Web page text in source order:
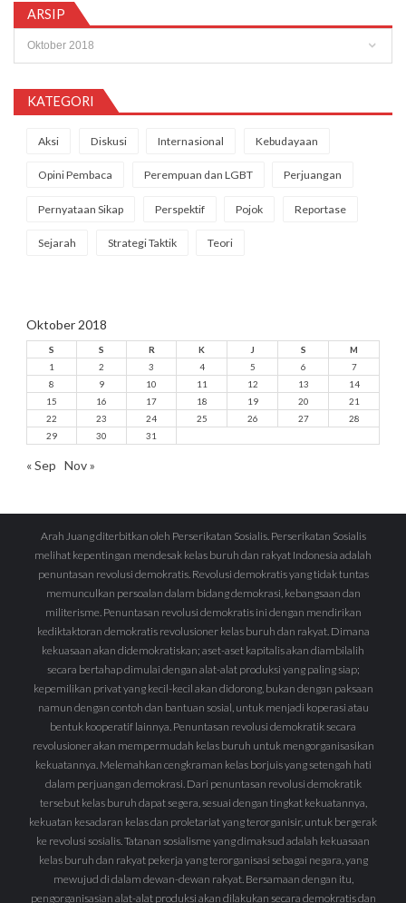
ARSIP
KATEGORI
Aksi Diskusi Internasional Kebudayaan
Opini Pembaca Perempuan dan LGBT Perjuangan
Pernyataan Sikap Perspektif Pojok Reportase
Sejarah Strategi Taktik Teori
Oktober 2018
S S R K J S
M
1
2 3 4 5 6
7
8
9 10 11 12 13
14
15
16 17 18 19 20
21
22
23 24 25 26 27
28
29
30 31
« Sep Nov »
Arah Juang diterbitkan oleh Perserikatan Sosialis. Perserikatan Sosialis
melihat kepentingan mendesak kelas buruh dan rakyat Indonesia adalah
penuntasan revolusi demokratis. Revolusi demokratis yang tidak tuntas
memunculkan persoalan dalam bidang demokrasi, kebangsaan dan
militerisme. Penuntasan revolusi demokratis ini dengan mendirikan
kediktaktoran demokratis revolusioner kelas buruh dan rakyat. Dimana
kekuasaan akan didemokratiskan; aset-aset kapitalis akan diambilalih
secara bertahap dimulai dengan alat-alat produksi yang paling siap;
kepemilikan privat yang kecil-kecil akan didorong, bukan dengan paksaan
namun dengan contoh dan bantuan sosial, untuk menjadi koperasi atau
bentuk kooperatif lainnya. Penuntasan revolusi demokratik secara
revolusioner akan mempermudah kelas buruh untuk mengorganisasikan
kekuatannya. Melemahkan cengkraman kelas borjuis yang setengah hati
dalam perjuangan demokrasi. Dari penuntasan revolusi demokratik
tersebut kelas buruh dapat segera, sesuai dengan tingkat kekuatannya,
kekuatan kesadaran kelas dan proletariat yang terorganisir, untuk bergerak
ke revolusi sosialis. Tatanan sosialisme yang dimaksud adalah kekuasaan
kelas buruh dan rakyat pekerja yang terorganisasi sebagai negara, yang
mewujud di dalam dewan-dewan rakyat. Bersamaan dengan itu,
pengorganisasian alat-alat produksi akan dilakukan secara demokratis dan